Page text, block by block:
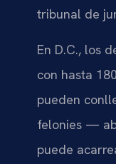
tribunal de
En D.C., los
con hasta
pueden
felonies —
puede